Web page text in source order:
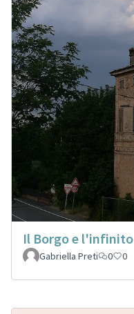
Il Borgo e l'infinito
Gabriella Preti
0 0